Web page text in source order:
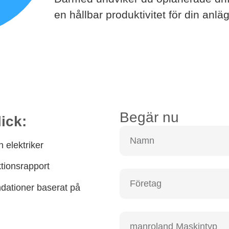
en hållbar produktivitet för din
elektriker
baserat på
Begär nu